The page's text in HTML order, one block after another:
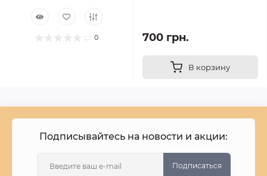
0 700 грн.
В корзину
Подписывайтесь на новости и акции:
Подписаться